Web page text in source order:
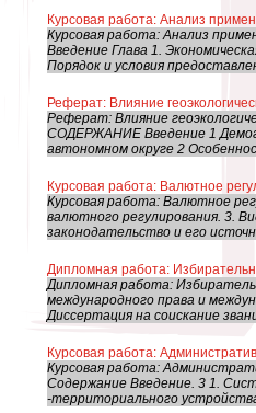
Курсовая работа: Анализ
Курсовая работа: Анализ
Введение Глава 1.
Порядок и условия
Реферат: Влияние
Реферат: Влияние
СОДЕРЖАНИЕ Введение 1
автономном округе 2
Курсовая работа: Валютное
Курсовая работа: Валютное
валютного регулирования. 3.
законодательство и его
Дипломная работа:
Дипломная работа:
международного права и
Диссертация на соискание
Курсовая работа:
Курсовая работа:
Содержание Введение. 3 1.
-территориального